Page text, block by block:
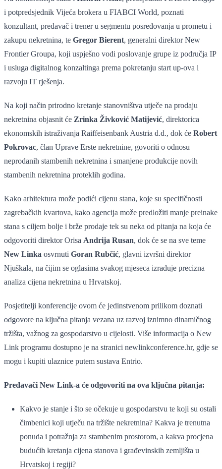
i potpredsjednik Vijeća brokera u FIABCI World, poznati
konzultant, predavač i trener u segmentu posredovanja u prometu i
zakupu nekretnina, te Gregor Bierent, generalni direktor New
Frontier Groupa, koji uspješno vodi poslovanje grupe iz područja IP
i usluga digitalnog konzaltinga prema pokretanju start up-ova i
razvoju IT rješenja.
Na koji način prirodno kretanje stanovništva utječe na prodaju
nekretnina objasnit će Zrinka Živković Matijević, direktorica
ekonomskih istraživanja Raiffeisenbank Austria d.d., dok će Robert
Pokrovac, član Uprave Erste nekretnine, govoriti o odnosu
neprodanih stambenih nekretnina i smanjene produkcije novih
stambenih nekretnina proteklih godina.
Kako arhitektura može podići cijenu stana, koje su specifičnosti
zagrebačkih kvartova, kako agencija može predložiti manje preinake
stana s ciljem bolje i brže prodaje tek su neka od pitanja na koja će
odgovoriti direktor Orisa Andrija Rusan, dok će se na sve teme
New Linka osvrnuti Goran Rubčić, glavni izvršni direktor
Njuškala, na čijim se oglasima svakog mjeseca izrađuje precizna
analiza cijena nekretnina u Hrvatskoj.
Posjetitelji konferencije ovom će jedinstvenom prilikom doznati
odgovore na ključna pitanja vezana uz razvoj iznimno dinamičnog
tržišta, važnog za gospodarstvo u cijelosti. Više informacija o New
Link programu dostupno je na stranici newlinkconference.hr, gdje se
mogu i kupiti ulaznice putem sustava Entrio.
Predavači New Link-a će odgovoriti na ova ključna pitanja:
Kakvo je stanje i što se očekuje u gospodarstvu te koji su ostali
čimbenici koji utječu na tržište nekretnina? Kakva je trenutna
ponuda i potražnja za stambenim prostorom, a kakva procjena
budućih kretanja cijena stanova i građevinskih zemljišta u
Hrvatskoj i regiji?